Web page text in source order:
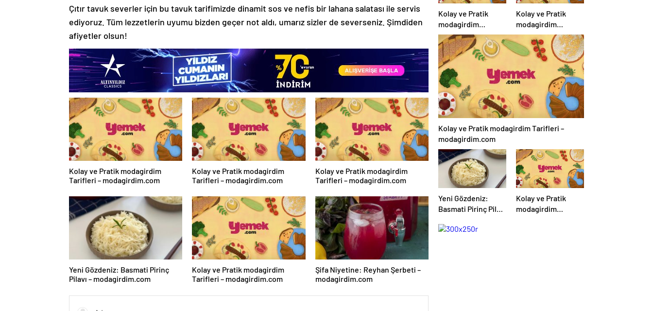
Çıtır tavuk severler için bu tavuk tarifimizde dinamit sos ve nefis bir lahana salatası ile servis
ediyoruz. Tüm lezzetlerin uyumu bizden geçer not aldı, umarız sizler de severseniz. Şimdiden
afiyetler olsun!
Kolay ve Pratik modagirdim
Tarifleri – modagirdim.com
Kolay ve Pratik modagirdim
Tarifleri – modagirdim.com
Kolay ve Pratik modagirdim
Tarifleri – modagirdim.com
Yeni Gözdeniz: Basmati Pirinç
Pilavı – modagirdim.com
Kolay ve Pratik modagirdim
Tarifleri – modagirdim.com
Şifa Niyetine: Reyhan Şerbeti –
modagirdim.com
Kolay ve Pratik
modagirdim
Tarifleri –
modagirdim.com
Kolay ve Pratik
modagirdim
Tarifleri –
modagirdim.com
Kolay ve Pratik modagirdim Tarifleri –
modagirdim.com
Yeni Gözdeniz:
Basmati Pirinç Pilavı
Kolay ve Pratik
modagirdim